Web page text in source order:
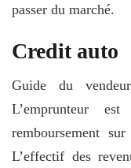
passer du marché.
Credit auto
Guide du
L’emprunteur
remboursement
L’effectif des